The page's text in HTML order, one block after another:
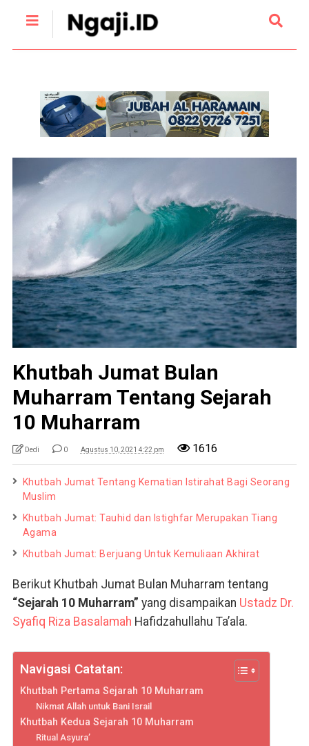
Khutbah Jumat Bulan
Muharram Tentang Sejarah
10 Muharram
Dedi 0 Agustus 10, 2021 4:22 pm 1616
Khutbah Jumat Tentang Kematian Istirahat Bagi Seorang
Muslim
Khutbah Jumat: Tauhid dan Istighfar Merupakan Tiang
Agama
Khutbah Jumat: Berjuang Untuk Kemuliaan Akhirat
Berikut Khutbah Jumat Bulan Muharram tentang
“Sejarah 10 Muharram” yang disampaikan Ustadz Dr.
Syafiq Riza Basalamah Hafidzahullahu Ta’ala.
Navigasi Catatan:
Khutbah Pertama Sejarah 10 Muharram
Nikmat Allah untuk Bani Israil
Khutbah Kedua Sejarah 10 Muharram
Ritual Asyura’